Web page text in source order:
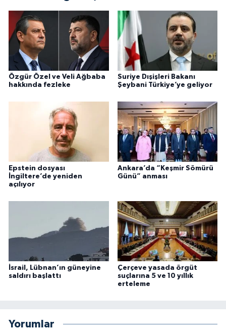
Özgür Özel ve Veli Ağbaba
hakkında fezleke
Suriye Dışişleri Bakanı
Şeybani Türkiye’ye geliyor
Epstein dosyası
İngiltere’de yeniden
açılıyor
Ankara’da “Keşmir Sömürü
Günü” anması
İsrail, Lübnan’ın güneyine
saldırı başlattı
Çerçeve yasada örgüt
suçlarına 5 ve 10 yıllık
erteleme
Yorumlar